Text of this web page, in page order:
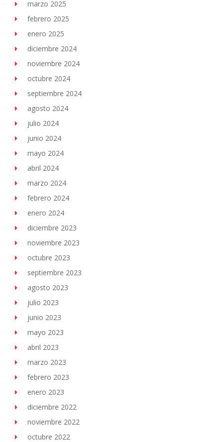
marzo 2025
febrero 2025
enero 2025
diciembre 2024
noviembre 2024
octubre 2024
septiembre 2024
agosto 2024
julio 2024
junio 2024
mayo 2024
abril 2024
marzo 2024
febrero 2024
enero 2024
diciembre 2023
noviembre 2023
octubre 2023
septiembre 2023
agosto 2023
julio 2023
junio 2023
mayo 2023
abril 2023
marzo 2023
febrero 2023
enero 2023
diciembre 2022
noviembre 2022
octubre 2022